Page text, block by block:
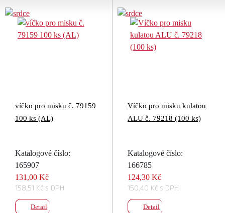
víčko pro misku č. 79159
100 ks (AL)
Katalogové číslo:
165907
131,00 Kč
158,51 Kč s DPH
Detail
Víčko pro misku kulatou
ALU č. 79218 (100 ks)
Katalogové číslo:
166785
124,30 Kč
150,40 Kč s DPH
Detail